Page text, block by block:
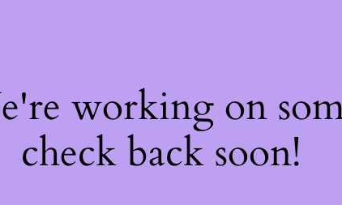
working on
check back soon!